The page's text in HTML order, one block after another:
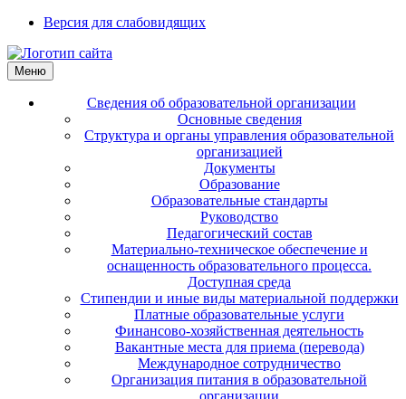
Версия для слабовидящих
Меню
Сведения об образовательной организации
Основные сведения
Структура и органы управления образовательной
организацией
Документы
Образование
Образовательные стандарты
Руководство
Педагогический состав
Материально-техническое обеспечение и
оснащенность образовательного процесса.
Доступная среда
Стипендии и иные виды материальной поддержки
Платные образовательные услуги
Финансово-хозяйственная деятельность
Вакантные места для приема (перевода)
Международное сотрудничество
Организация питания в образовательной
организации